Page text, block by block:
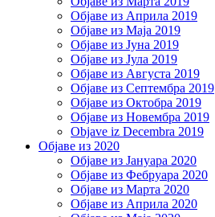
Објаве из Априла 2019
Објаве из Маја 2019
Објаве из Јуна 2019
Објаве из Јула 2019
Објаве из Августа 2019
Објаве из Септембра 2019
Објаве из Октобра 2019
Објаве из Новембра 2019
Objave iz Decembra 2019
Објаве из 2020
Објаве из Јануара 2020
Објаве из Фебруара 2020
Објаве из Марта 2020
Објаве из Априла 2020